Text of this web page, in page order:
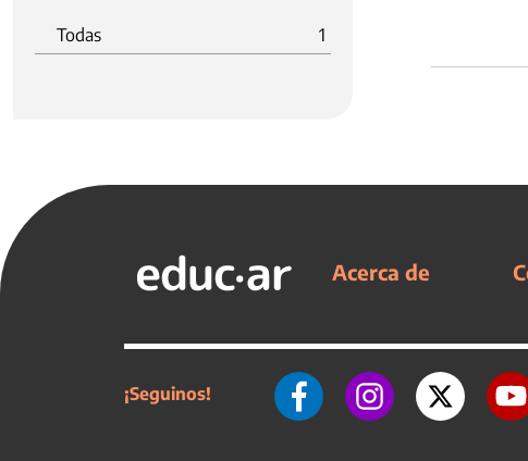
Todas 1
Acerca de
¡Seguinos!